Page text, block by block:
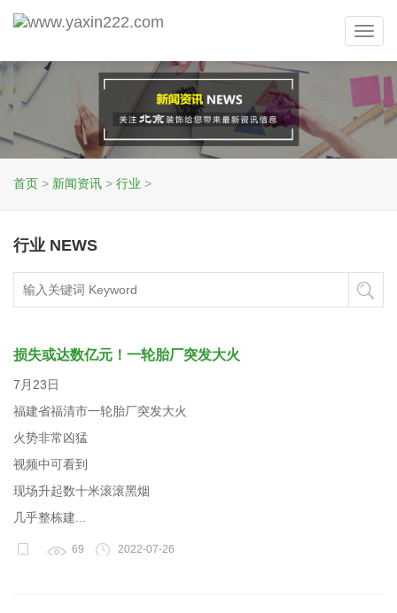
首页 > 新闻资讯 > 行业 >
行业 NEWS
损失或达数亿元！一轮胎厂突发大火
7月23日
福建省福清市一轮胎厂突发大火
火势非常凶猛
视频中可看到
现场升起数十米滚滚黑烟
几乎整栋建...
69 2022-07-26